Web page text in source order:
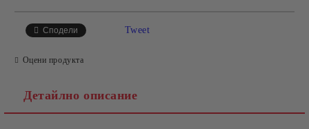
Сподели Tweet
Оцени продукта
Детайлно описание